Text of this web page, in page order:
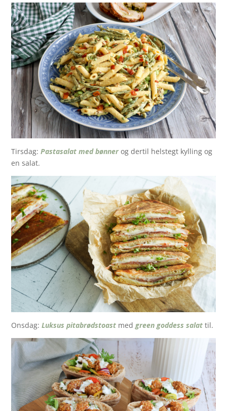
Tirsdag:Pastasalat med bønnerog dertil helstegt kylling og
en salat.
Onsdag:Luksus pitabrødstoast medgreen goddess salat til.